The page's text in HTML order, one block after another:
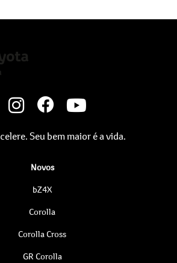
Seu bem maior é a vida.
Novos
bZ4X
Corolla
Corolla Cross
GR Corolla